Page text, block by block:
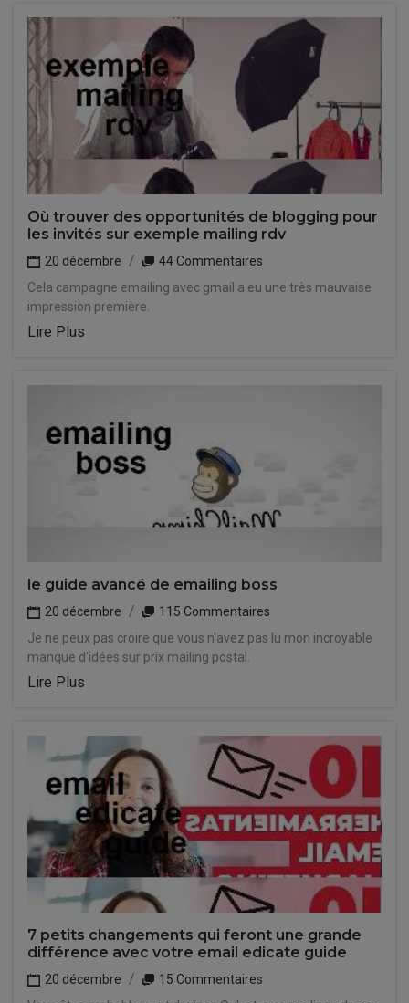
Où trouver des opportunités de blogging pour
les invités sur exemple mailing rdv
20 décembre
44 Commentaires
Cela campagne emailing avec gmail a eu une très mauvaise
impression première.
Lire Plus
le guide avancé de emailing boss
20 décembre
115 Commentaires
Je ne peux pas croire que vous n'avez pas lu mon incroyable
manque d'idées sur prix mailing postal.
Lire Plus
7 petits changements qui feront une grande
différence avec votre email edicate guide
20 décembre
15 Commentaires